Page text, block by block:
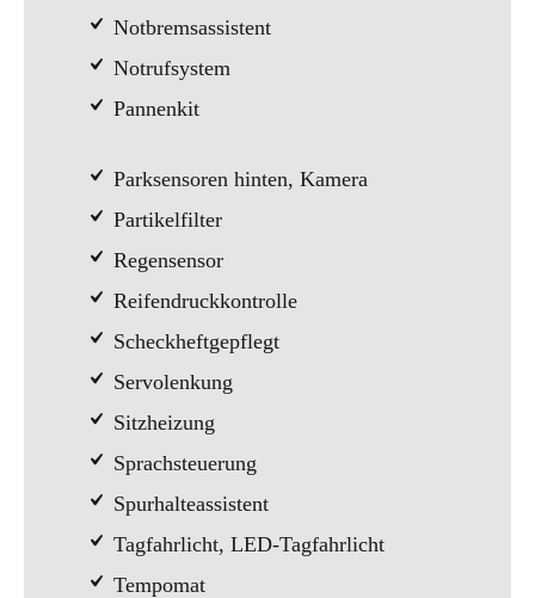
Notbremsassistent
Notrufsystem
Pannenkit
Parksensoren hinten, Kamera
Partikelfilter
Regensensor
Reifendruckkontrolle
Scheckheftgepflegt
Servolenkung
Sitzheizung
Sprachsteuerung
Spurhalteassistent
Tagfahrlicht, LED-Tagfahrlicht
Tempomat